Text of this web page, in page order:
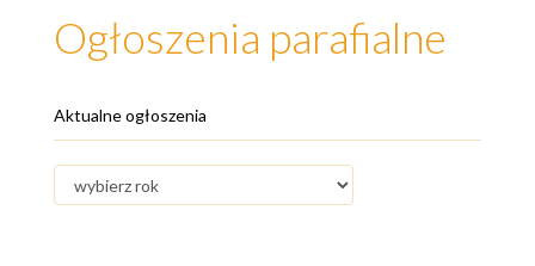
Ogłoszenia parafialne
Aktualne ogłoszenia